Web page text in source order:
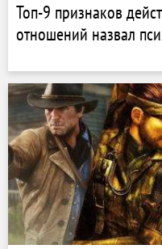
Топ-9 признаков
отношений назвал